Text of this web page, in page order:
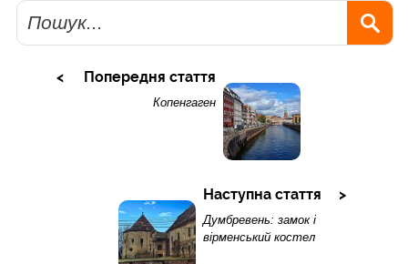
Пошук
Попередня стаття
Копенгаген
Наступна стаття
Думбревень: замок і
вірменський костел